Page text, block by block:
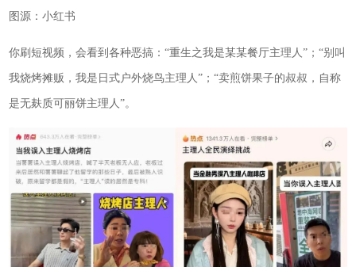
图源：小红书
你刷短视频，会看到各种恶搞：“重生之我是某某餐厅主理人”；“别叫
我烧烤摊贩，我是日式户外烧鸟主理人”；“卖煎饼果子的叔叔，自称
是无麸质可丽饼主理人”。